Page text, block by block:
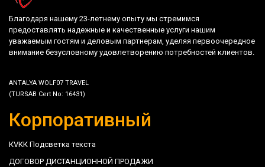
Благодаря нашему 23-летнему опыту мы стремимся
предоставлять надежные и качественные услуги нашим
уважаемым гостям и деловым партнерам, уделяя первоочередное
внимание безусловному удовлетворению потребностей клиентов.
ANTALYA WOLF07 TRAVEL
(TURSAB Cert No: 16431)
Корпоративный
КVКК Подсветка текста
ДОГОВОР ДИСТАНЦИОННОЙ ПРОДАЖИ